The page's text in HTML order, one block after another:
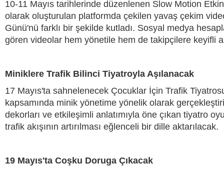
10-11 Mayıs tarihlerinde düzenlenen Slow Motion
olarak oluşturulan platformda çekilen yavaş çekim
Günü'nü farklı bir şekilde kutladı. Sosyal medya
gören videolar hem yönetile hem de takipçilere keyifli
Miniklere Trafik Bilinci Tiyatroyla Aşılanacak
17 Mayıs'ta sahnelenecek Çocuklar İçin Trafik
kapsamında minik yönetime yönelik olarak
dekorları ve etkileşimli anlatımıyla öne çıkan tiyatro
trafik akışının artırılması eğlenceli bir dille aktarılacak.
19 Mayıs'ta Coşku Doruga Çıkacak